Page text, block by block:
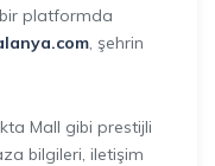
platformda
, şehrin
Mall gibi prestijli
bilgileri, iletişim